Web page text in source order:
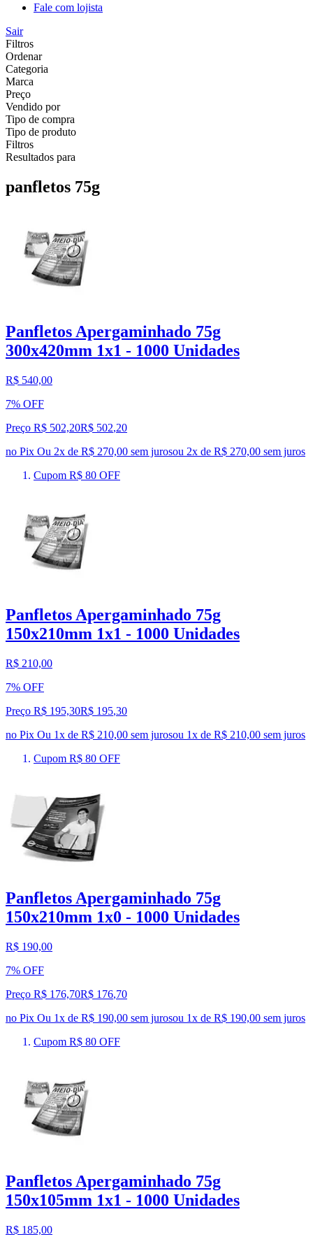
Fale com lojista
Sair
Filtros
Ordenar
Categoria
Marca
Preço
Vendido por
Tipo de compra
Tipo de produto
Filtros
Resultados para
panfletos 75g
Panfletos Apergaminhado 75g
300x420mm 1x1 - 1000 Unidades
R$ 540,00
7% OFF
Preço R$ 502,20R$ 502,20
no Pix Ou 2x de R$ 270,00 sem jurosou 2x de R$ 270,00 sem juros
Cupom R$ 80 OFF
Panfletos Apergaminhado 75g
150x210mm 1x1 - 1000 Unidades
R$ 210,00
7% OFF
Preço R$ 195,30R$ 195,30
no Pix Ou 1x de R$ 210,00 sem jurosou 1x de R$ 210,00 sem juros
Cupom R$ 80 OFF
Panfletos Apergaminhado 75g
150x210mm 1x0 - 1000 Unidades
R$ 190,00
7% OFF
Preço R$ 176,70R$ 176,70
no Pix Ou 1x de R$ 190,00 sem jurosou 1x de R$ 190,00 sem juros
Cupom R$ 80 OFF
Panfletos Apergaminhado 75g
150x105mm 1x1 - 1000 Unidades
R$ 185,00